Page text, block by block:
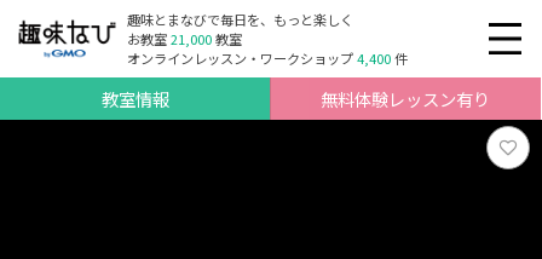
趣味とまなびで毎日を、もっと楽しく
お教室21,000教室
オンラインレッスン・ワークショップ4,400件
教室情報 無料体験レッスン有り